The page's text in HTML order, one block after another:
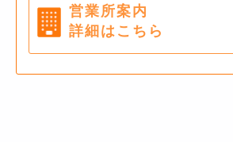
営業所案内
詳細はこちら